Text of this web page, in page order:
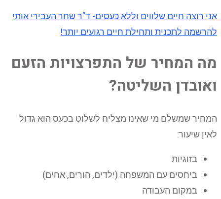
אני רוצה חיים שלווים וללא כעסים- ד"ר שחר העבירי אותי
להרשמה לתכנית ותחילת חיים רגועים יותר!
מה המחיר של התפרצויות הזעם
ואובדן השליטה?
המחיר שמשלם מי שאינו מצליח לשלוט בכעס הוא גדול
לאין שיעור:
בזוגיות
ביחסים עם המשפחה (ילדים, הורים, אחים)
במקום העבודה